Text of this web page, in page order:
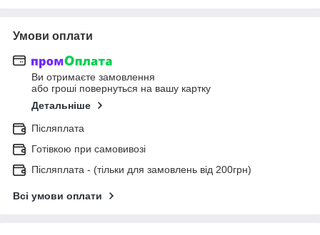
Умови оплати
Ви отримаєте замовлення
або гроші повернуться на вашу картку
Детальніше
Післяплата
Готівкою при самовивозі
Післяплата - (тільки для замовлень від 200грн)
Всі умови оплати